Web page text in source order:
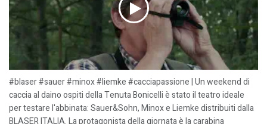
#blaser #sauer #minox #liemke #cacciapassione | Un weekend di
caccia al daino ospiti della Tenuta Bonicelli è stato il teatro ideale
per testare l'abbinata: Sauer&Sohn, Minox e Liemke distribuiti dalla
BLASER ITALIA. La protagonista della giornata è la carabina